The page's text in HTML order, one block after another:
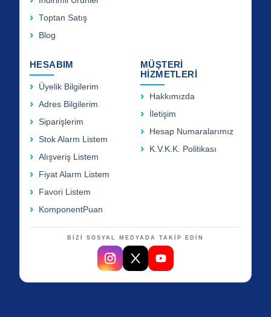
Toptan Satış
Blog
HESABIM
Üyelik Bilgilerim
Adres Bilgilerim
Siparişlerim
Stok Alarm Listem
Alışveriş Listem
Fiyat Alarm Listem
Favori Listem
KomponentPuan
MÜŞTERİ
HİZMETLERİ
Hakkımızda
İletişim
Hesap Numaralarımız
K.V.K.K. Politikası
BİZİ SOSYAL MEDYADA TAKİP EDİN